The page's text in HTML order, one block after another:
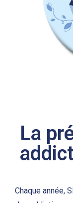
La
Chaque année,